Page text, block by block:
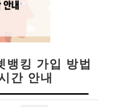
뱅킹 가입 방법
간 안내